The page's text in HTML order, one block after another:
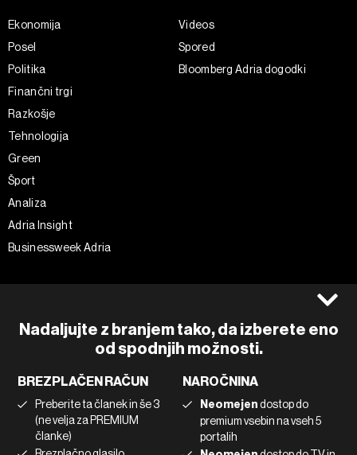
Nadaljujte z branjem tako, da izberete eno
od spodnjih možnosti.
BREZPLAČEN RAČUN
Preberite ta članek in še 3
(ne velja za PREMIUM
članke)
NAROČNINA
Neomejendostop do
premium vsebin na vseh 5
portalih
Ekonomija
Posel
Politika
Finančni trgi
Razkošje
Tehnologija
Green
Šport
Analiza
Adria Insight
Businessweek Adria
Videos
Spored
Bloomberg Adria dogodki
Piškotki
Marketing
Uporaba umetne inteligence
Instagram
Linkedin
Tiktok